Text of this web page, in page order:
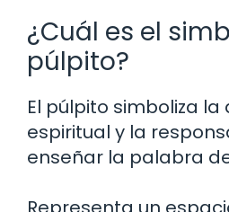
¿Cuál es el
púlpito?
El púlpito simboliza
espiritual y la
enseñar la palabra